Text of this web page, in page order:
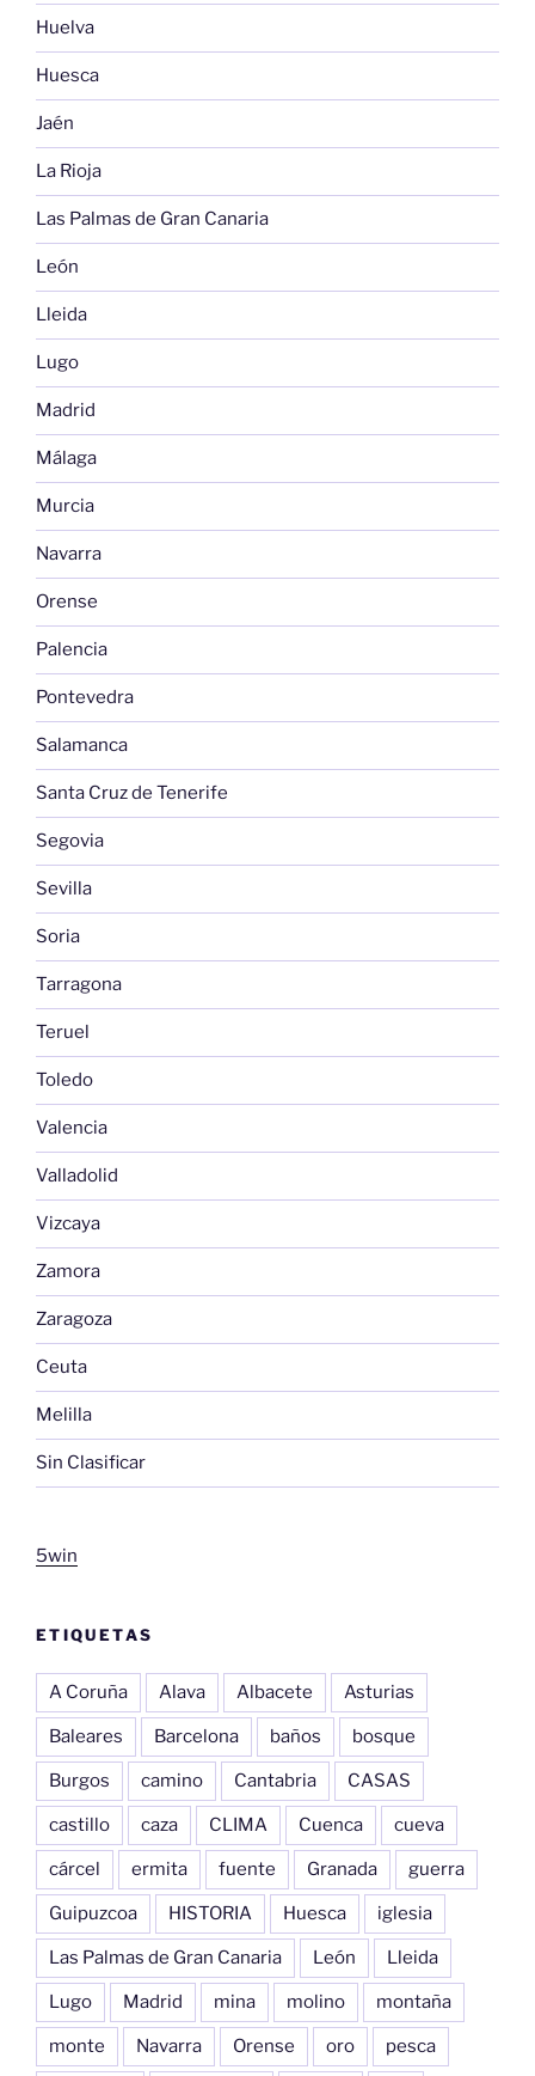
Huelva
Huesca
Jaén
La Rioja
Las Palmas de Gran Canaria
León
Lleida
Lugo
Madrid
Málaga
Murcia
Navarra
Orense
Palencia
Pontevedra
Salamanca
Santa Cruz de Tenerife
Segovia
Sevilla
Soria
Tarragona
Teruel
Toledo
Valencia
Valladolid
Vizcaya
Zamora
Zaragoza
Ceuta
Melilla
Sin Clasificar
5win
ETIQUETAS
A Coruña Alava Albacete Asturias
Baleares Barcelona baños bosque
Burgos camino Cantabria CASAS
castillo caza CLIMA Cuenca cueva
cárcel ermita fuente Granada guerra
Guipuzcoa HISTORIA Huesca iglesia
Las Palmas de Gran Canaria León Lleida
Lugo Madrid mina molino montaña
monte Navarra Orense oro pesca